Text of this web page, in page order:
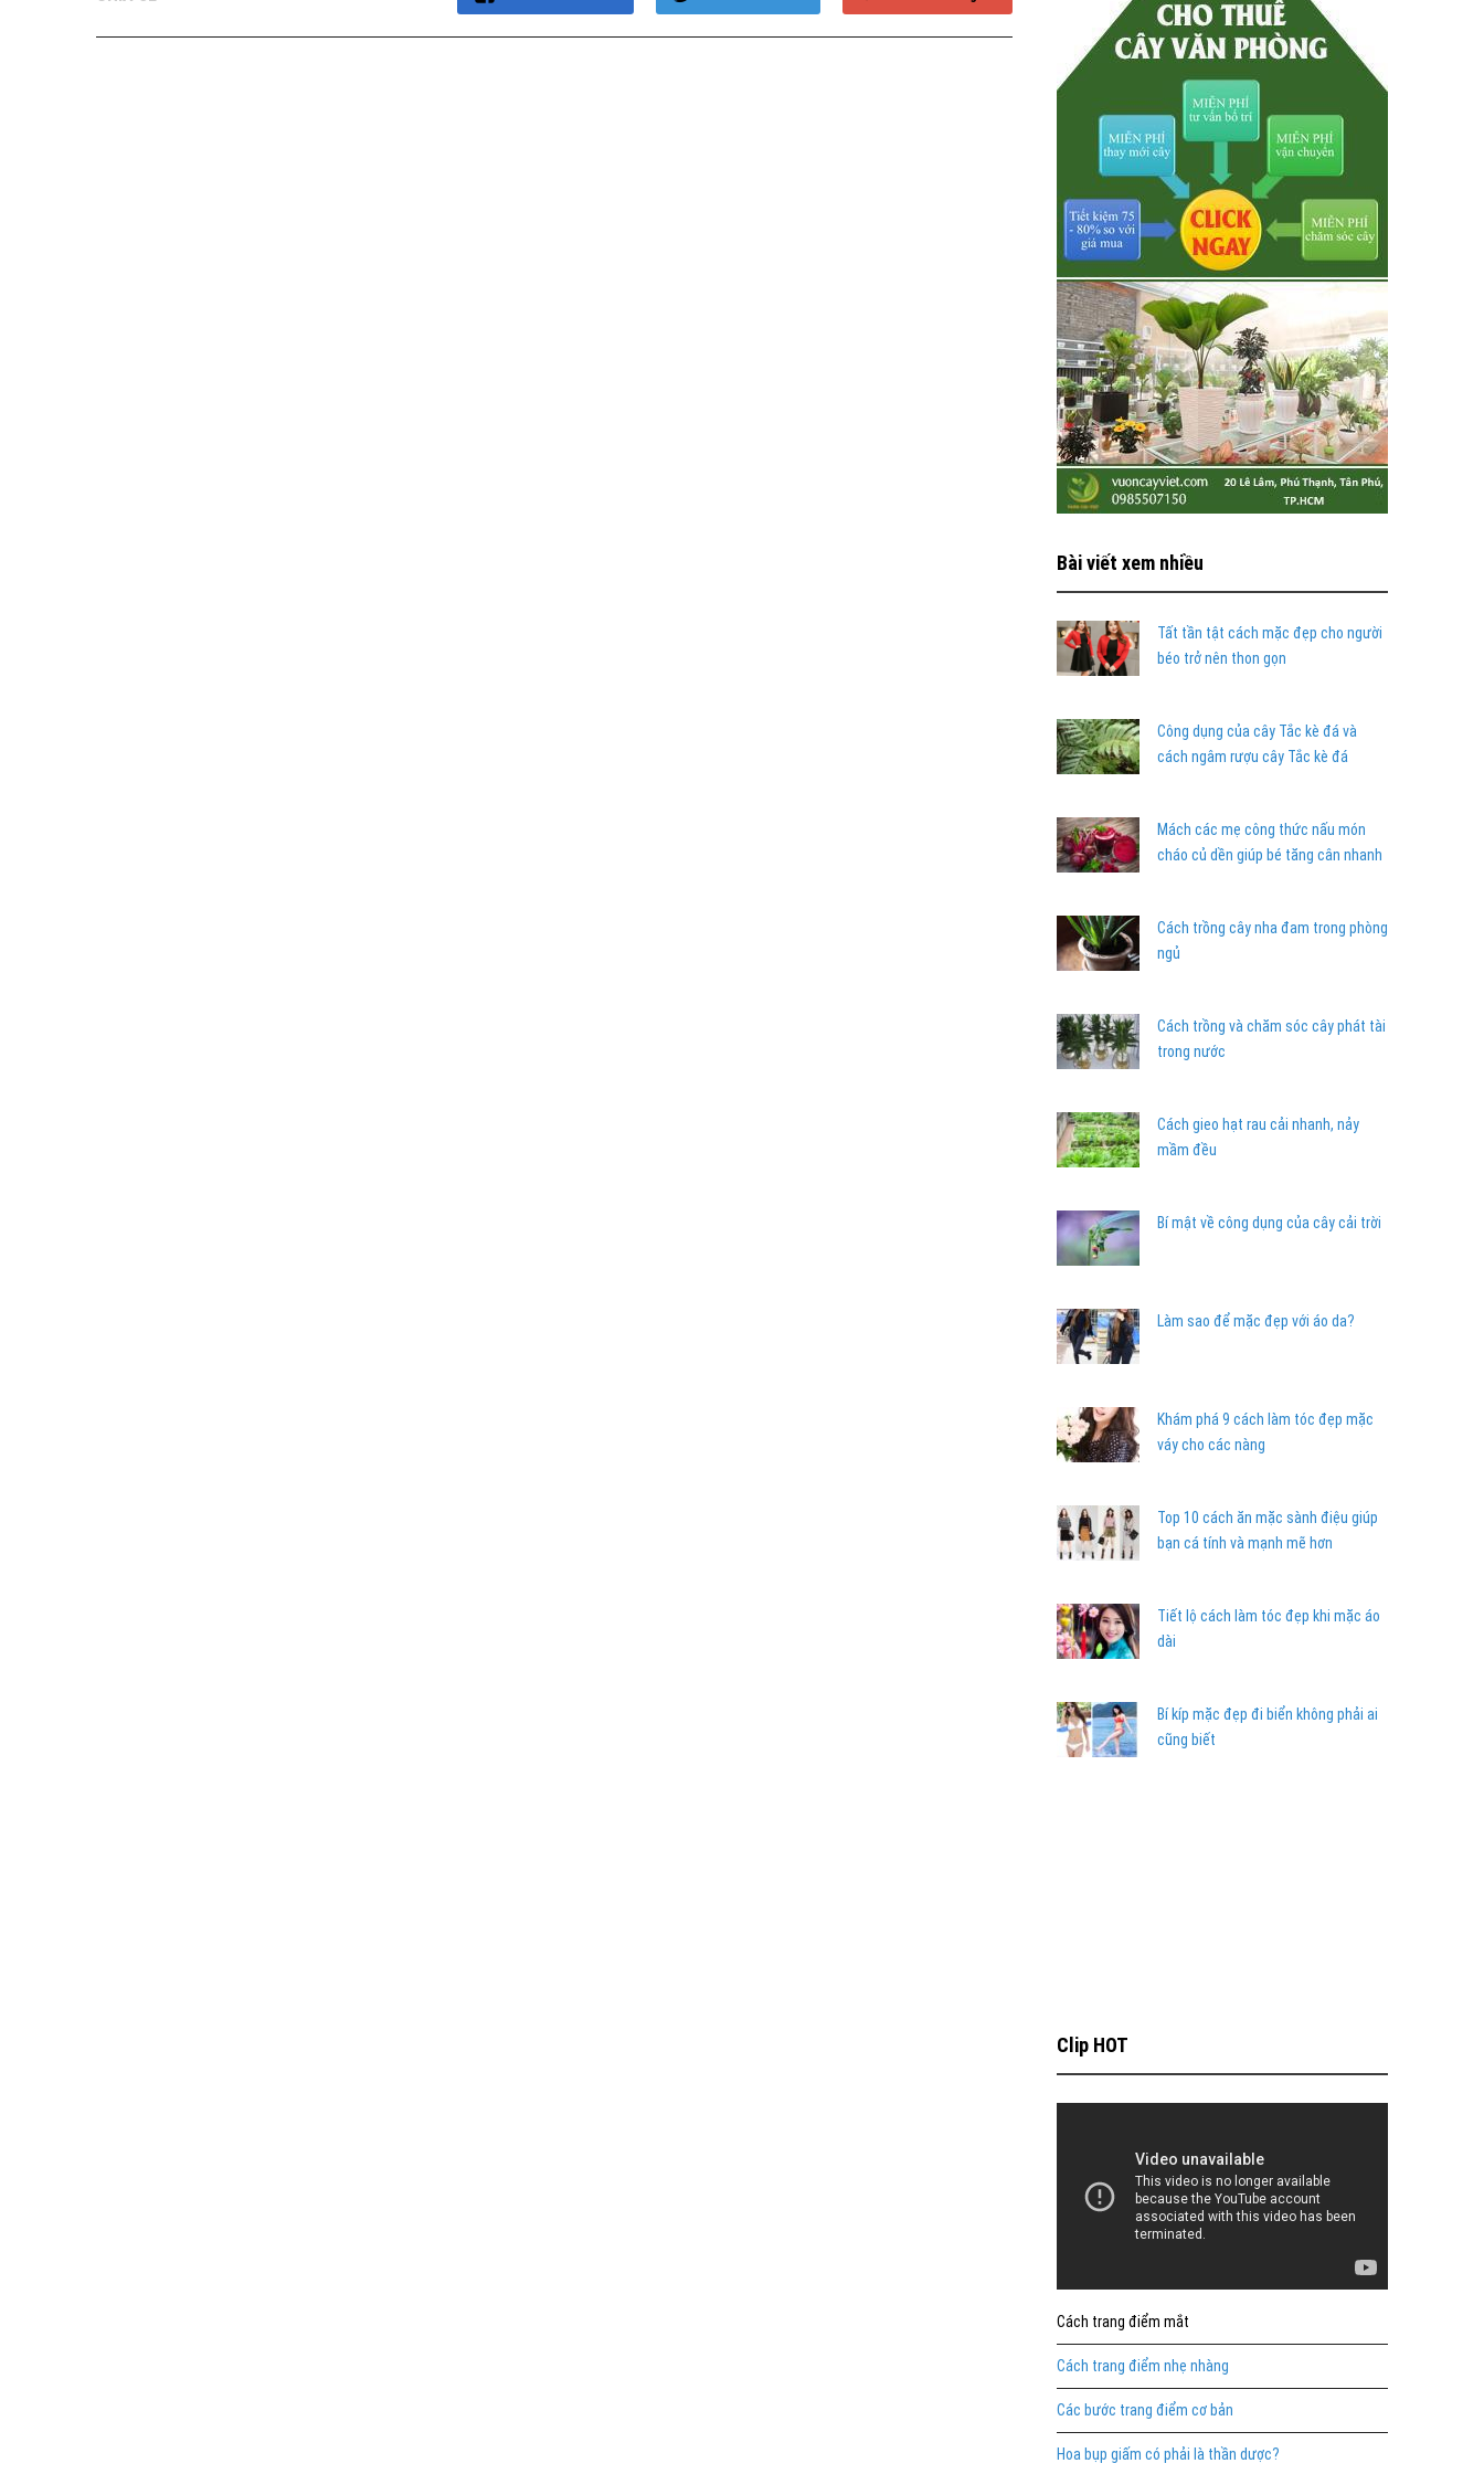
Bài viết xem nhiều
Tất tần tật cách mặc đẹp cho người
béo trở nên thon gọn
Công dụng của cây Tắc kè đá và
cách ngâm rượu cây Tắc kè đá
Mách các mẹ công thức nấu món
cháo củ dền giúp bé tăng cân nhanh
Cách trồng cây nha đam trong phòng
ngủ
Cách trồng và chăm sóc cây phát tài
trong nước
Cách gieo hạt rau cải nhanh, nảy
mầm đều
Bí mật về công dụng của cây cải trời
Làm sao để mặc đẹp với áo da?
Khám phá 9 cách làm tóc đẹp mặc
váy cho các nàng
Top 10 cách ăn mặc sành điệu giúp
bạn cá tính và mạnh mẽ hơn
Tiết lộ cách làm tóc đẹp khi mặc áo
dài
Bí kíp mặc đẹp đi biển không phải ai
cũng biết
Clip HOT
Cách trang điểm mắt
Cách trang điểm nhẹ nhàng
Các bước trang điểm cơ bản
Hoa bụp giấm có phải là thần dược?